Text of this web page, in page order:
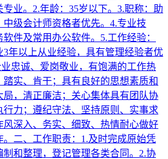
业。2.年龄：35岁以下。3.职称：助
级会计师资格者优先。4.专业技
件及常用办公软件。5.工作经验：
3年以上从业经验，具有管理经验者优
忠诚、爱岗敬业，有饱满的工作热
实、肯干；具有良好的思想素质和
局，清正廉洁；关心集体具有团队协
行力；遵纪守法、坚持原则、实事求
风深入、务实、细致、热情耐心做好
二、工作职责：1.及时完成原始凭
和整理，登记管理各类合同。2.协